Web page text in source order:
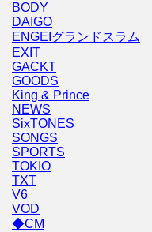
BODY
DAIGO
ENGEIグランドスラム
EXIT
GACKT
GOODS
King & Prince
NEWS
SixTONES
SONGS
SPORTS
TOKIO
TXT
V6
VOD
◆CM